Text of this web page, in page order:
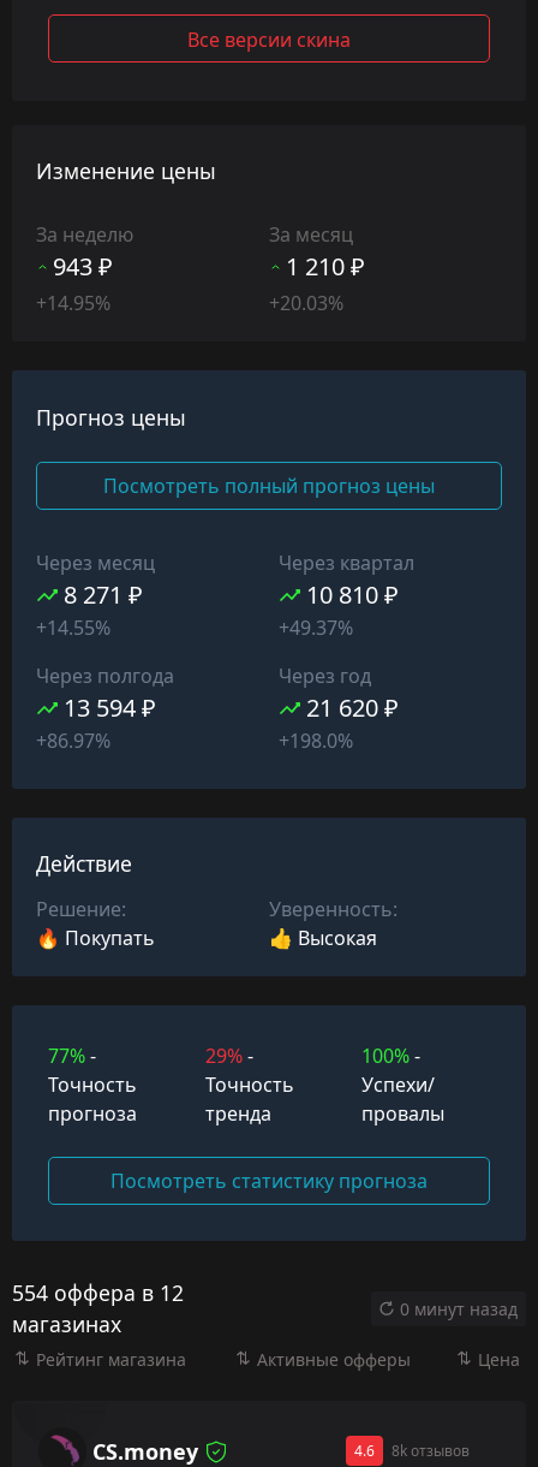
Все версии скина
Изменение цены
За неделю
943 ₽
+14.95%
За месяц
1 210 ₽
+20.03%
Прогноз цены
Посмотреть полный прогноз цены
Через месяц
8 271 ₽
+14.55%
Через квартал
10 810 ₽
+49.37%
Через полгода
13 594 ₽
+86.97%
Через год
21 620 ₽
+198.0%
Действие
Решение:
🔥 Покупать
Уверенность:
👍 Высокая
77%-
Точность
прогноза
29%-
Точность
тренда
100%-
Успехи/
провалы
Посмотреть статистику прогноза
554 оффера в 12
магазинах
0 минут назад
Рейтинг магазина Активные офферы Цена
CS.money 4.6 8k отзывов